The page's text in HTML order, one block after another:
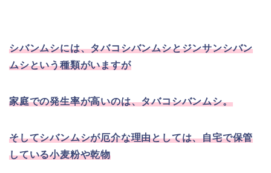
シバンムシには、タバコシバンムシとジンサンシバン
ムシという種類がいますが
家庭での発生率が高いのは、タバコシバンムシ。
そしてシバンムシが厄介な理由としては、自宅で保管
している小麦粉や乾物